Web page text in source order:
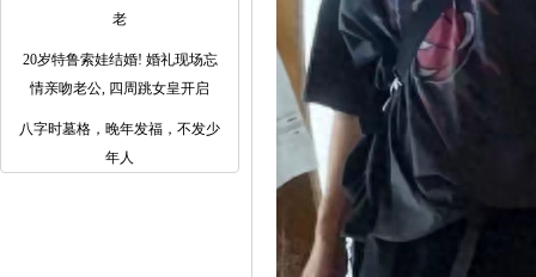
老
20岁特鲁索娃结婚! 婚礼现场忘
情亲吻老公, 四周跳女皇开启
八字时墓格，晚年发福，不发少
年人